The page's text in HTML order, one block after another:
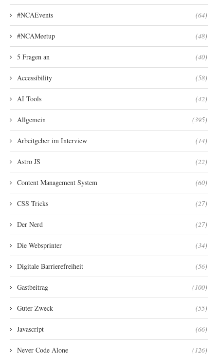
#NCAEvents (64)
#NCAMeetup (48)
5 Fragen an (40)
Accessibility (58)
AI Tools (42)
Allgemein (395)
Arbeitgeber im Interview (14)
Astro JS (22)
Content Management System (60)
CSS Tricks (27)
Der Nerd (27)
Die Websprinter (34)
Digitale Barrierefreiheit (56)
Gastbeitrag (100)
Guter Zweck (55)
Javascript (66)
Never Code Alone (126)